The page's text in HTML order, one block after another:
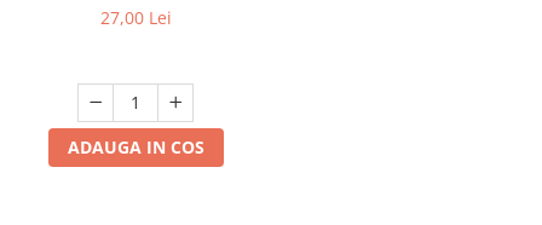
27,00 Lei
ADAUGA IN COS